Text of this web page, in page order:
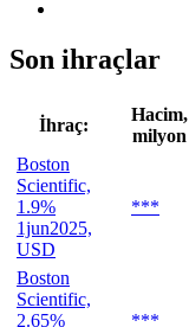
Son ihraçlar
İhraç:
Hacim,
milyon
Boston
Scientific,
1.9%
1jun2025,
USD
***
Boston
Scientific,
2.65%
***